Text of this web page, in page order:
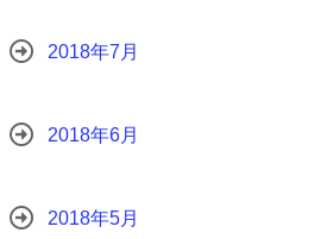
2018年7月
2018年6月
2018年5月